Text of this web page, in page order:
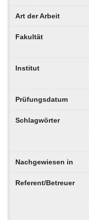
Art der Arbeit
Fakultät
Institut
Prüfungsdatum
Schlagwörter
Nachgewiesen in
Referent/Betreuer